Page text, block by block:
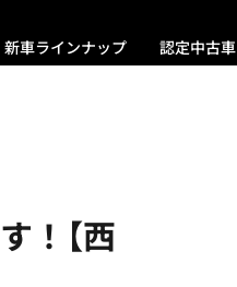
新車ラインナップ 認定中古車
！【西